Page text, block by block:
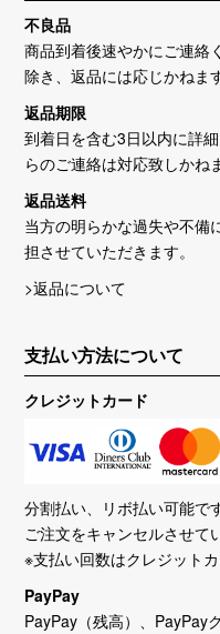
不良品
商品到着後速やかにご連絡
除き、返品には応じかねま
返品期限
到着日を含む3日以内に詳
らのご連絡は対応致しかね
返品送料
当方の明らかな過失や不備
担させていただきます。
>返品について
支払い方法について
クレジットカード
分割払い、リボ払い可能で
ご注文をキャンセルさせて
※支払い回数はクレジット
PayPay
PayPay（残高）、PayPay